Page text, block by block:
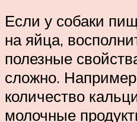
Если у собаки
на яйца,
полезные
сложно.
количество
молочные